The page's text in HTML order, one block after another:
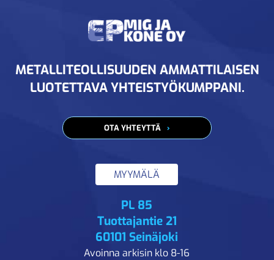
METALLITEOLLISUUDEN AMMATTILAISEN
LUOTETTAVA YHTEISTYÖKUMPPANI.
OTA YHTEYTTÄ
MYYMÄLÄ
PL 85
Tuottajantie 21
60101 Seinäjoki
Avoinna arkisin klo 8-16